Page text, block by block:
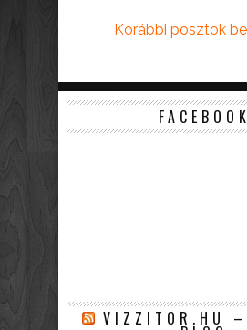
Korábbi posztok
FACEBOOK
VIZZITOR.HU –